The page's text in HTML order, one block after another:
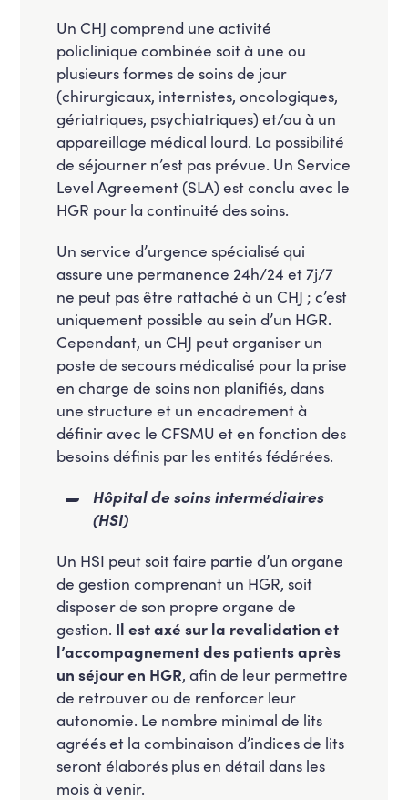
Un CHJ comprend une activité
policlinique combinée soit à une ou
plusieurs formes de soins de jour
(chirurgicaux, internistes, oncologiques,
gériatriques, psychiatriques) et/ou à un
appareillage médical lourd. La possibilité
de séjourner n’est pas prévue. Un Service
Level Agreement (SLA) est conclu avec le
HGR pour la continuité des soins.
Un service d’urgence spécialisé qui
assure une permanence 24h/24 et 7j/7
ne peut pas être rattaché à un CHJ ; c’est
uniquement possible au sein d’un HGR.
Cependant, un CHJ peut organiser un
poste de secours médicalisé pour la prise
en charge de soins non planifiés, dans
une structure et un encadrement à
définir avec le CFSMU et en fonction des
besoins définis par les entités fédérées.
Hôpital de soins intermédiaires
(HSI)
Un HSI peut soit faire partie d’un organe
de gestion comprenant un HGR, soit
disposer de son propre organe de
gestion. Il est axé sur la revalidation et
l’accompagnement des patients après
un séjour en HGR, afin de leur permettre
de retrouver ou de renforcer leur
autonomie. Le nombre minimal de lits
agréés et la combinaison d’indices de lits
seront élaborés plus en détail dans les
mois à venir.